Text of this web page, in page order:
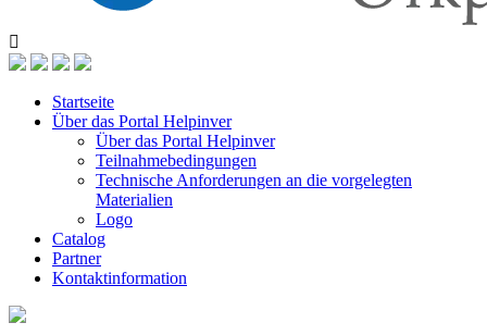
Startseite
Über das Portal Helpinver
Über das Portal Helpinver
Teilnahmebedingungen
Technische Anforderungen an die vorgelegten
Materialien
Logo
Catalog
Partner
Kontaktinformation